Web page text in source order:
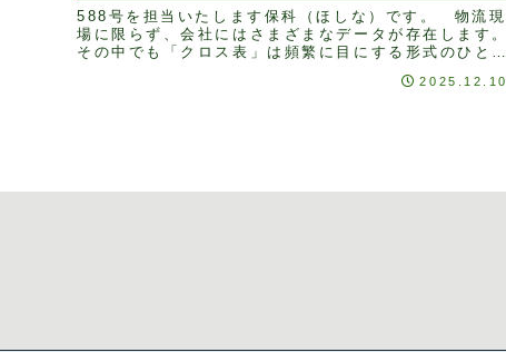
588号を担当いたします保科（ほしな）です。 物流現
場に限らず、会社にはさまざまなデータが存在します。
その中でも「クロス表」は頻繁に目にする形式のひとつ
2025.12.10